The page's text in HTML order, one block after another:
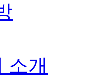
소개